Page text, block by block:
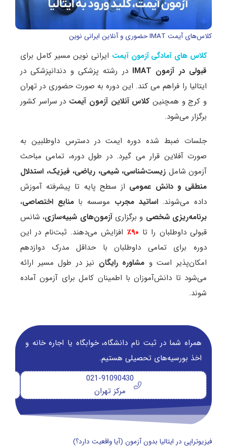
کلاس‌های آیمت IMAT حضوری و آنلاین ایرانی نوین
کلاس های آمادگی آزمون آیمت ایرانی نوین مسیر کامل برای
قبولی در آزمون IMAT
در رشته پزشکی و دندانپزشکی در
ایتالیا را فراهم می کند. این دوره به ‌صورت حضوری در تهران
و کرج و همچنین کلاس آنلاین آزمون آیمت در سراسر کشور
برگزار می‌شود.
جلسات ضبط‌ شده دوره ایمت در دسترس داوطلبین به
صورت آفلاین قرار می گیرد. در طول دوره، تمامی مباحث
آزمون شامل زیست‌شناسی، شیمی، ریاضی، فیزیک، استدلال
منطقی و دانش عمومی از سطح پایه تا پیشرفته آموزش
داده می‌شوند.اساتید مجرب موسسه بامنابع اختصاصی،
برنامه‌ریزی شخصی و برگزاریآزمون‌های شبیه‌سازی، شانس
قبولی داوطلبان را تا ۹۰٪
افزایش می‌دهند. ثبت‌نام در این
دوره برای تمامی داوطلبان با حداقل مدرک دوازدهم
امکان‌پذیر است و مشاوره رایگان نیز در طول مسیر ارائه
می‌شود تا دانش‌آموزان با اطمینان کامل برای آزمون آماده
شوند.
همراه شما در ثبت نام دانشگاه‌، خوابگاه یا اجاره خانه و
اخذ بورسیه‌های تحصیلی هستیم.
021-91090430
مرکز تهران
فیزیوتراپی در ایتالیا بدون آزمون (آیا واقعیت دارد؟)